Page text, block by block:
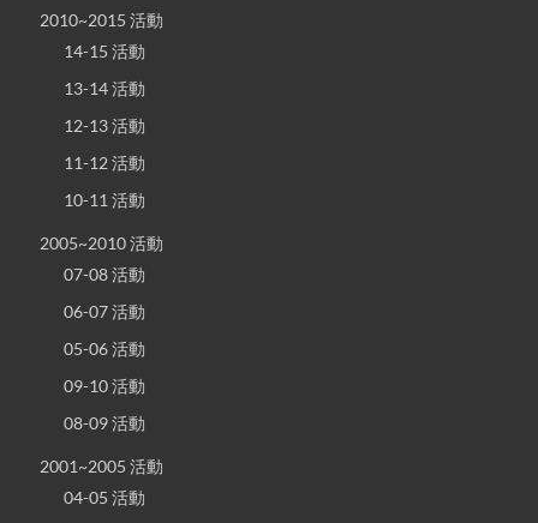
2010~2015 活動
14-15 活動
13-14 活動
12-13 活動
11-12 活動
10-11 活動
2005~2010 活動
07-08 活動
06-07 活動
05-06 活動
09-10 活動
08-09 活動
2001~2005 活動
04-05 活動